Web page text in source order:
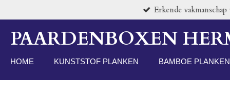
au
contenu
principal
Erkende
PAARDENBOXEN
HOME KUNSTSTOF PLANKEN BAMBOE PLANKEN